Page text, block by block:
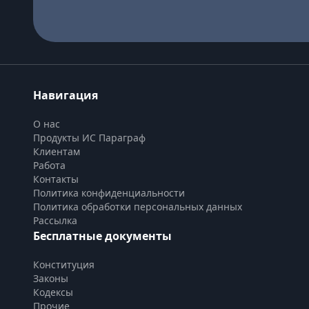
Навигация
О нас
Продукты ИС Параграф
Клиентам
Работа
Контакты
Политика конфиденциальности
Политика обработки персональных данных
Рассылка
Бесплатные документы
Конституция
Законы
Кодексы
Прочие